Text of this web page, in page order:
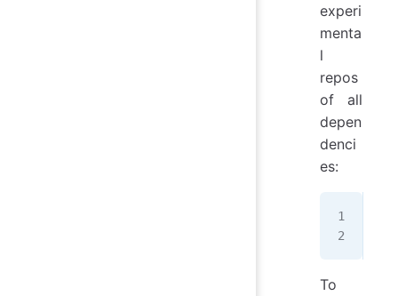
experi
menta
l
repos
of all
depen
denci
es:
To